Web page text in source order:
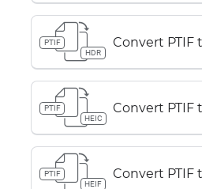
PTIF
HDR
Convert PTIF
PTIF
HEIC
Convert PTIF
PTIF
HEIF
Convert PTIF